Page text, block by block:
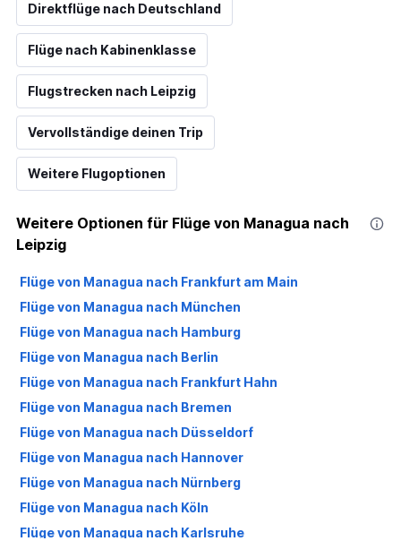
Direktflüge nach Deutschland
Flüge nach Kabinenklasse
Flugstrecken nach Leipzig
Vervollständige deinen Trip
Weitere Flugoptionen
Weitere Optionen für Flüge von Managua nach
Leipzig
Flüge von Managua nach Frankfurt am Main
Flüge von Managua nach München
Flüge von Managua nach Hamburg
Flüge von Managua nach Berlin
Flüge von Managua nach Frankfurt Hahn
Flüge von Managua nach Bremen
Flüge von Managua nach Düsseldorf
Flüge von Managua nach Hannover
Flüge von Managua nach Nürnberg
Flüge von Managua nach Köln
Flüge von Managua nach Karlsruhe